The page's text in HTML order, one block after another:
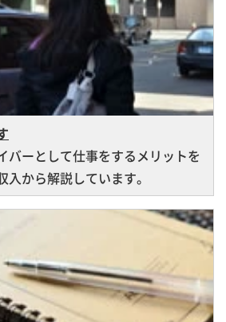
バーとして仕事をするメリットを
から解説しています。